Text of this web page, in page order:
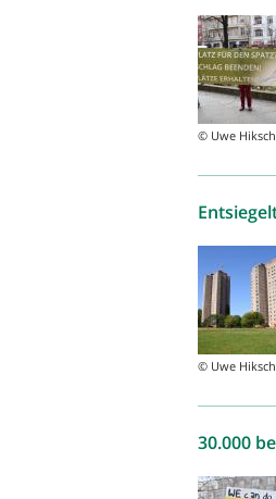
© Uwe Hiksch
© Uwe Hiksch
30.000